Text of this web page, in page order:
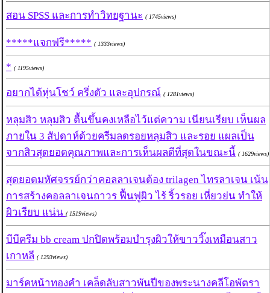
สอน SPSS และการทำวิทยฐานะ ( 1745views)
*****แจกฟรี***** ( 1333views)
* ( 1195views)
อยากได้หุ่นโชว์ ครึ่งตัว และอุปกรณ์ ( 1281views)
หลุมสิว หลุมสิว ตื้นขึ้นคงเหลือไว้แต่ความ เนียนเรียบ เห็นผล
ภายใน 3 สัปดาห์ด้วยครีมลดรอยหลุมสิว และรอย แผลเป็น
จากสิวสุดยอดคุณภาพและการเห็นผลดีที่สุดในขณะนี้ ( 1629views)
สุดยอดมหัศจรรย์กว่าคอลลาเจนต้อง trilagen ไทรลาเจน เน้น
การสร้างคอลลาเจนถาวร ฟื้นฟูผิว ไร้ ริ้วรอย เหี่ยวย่น ทำให้
ผิวเรียบ แน่น ( 1519views)
บีบีครีม bb cream ปกปิดพร้อมบำรุงผิวให้ขาววิ๊งเหมือนสาว
เกาหลี ( 1293views)
มาร์คหน้าทองคำ เคล็ดลับสาวพันปีของพระนางคลีโอพัตรา